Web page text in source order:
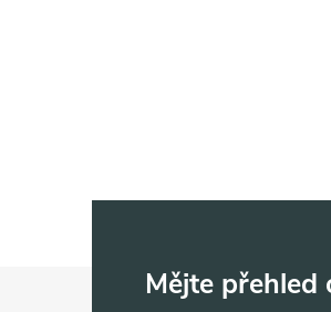
Mějte přehled